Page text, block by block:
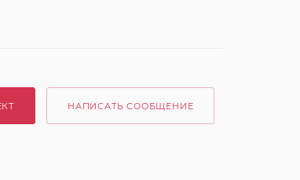
НАПИСАТЬ СООБЩЕНИЕ